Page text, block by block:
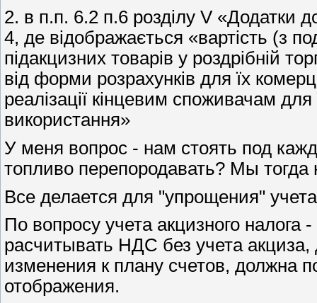
2. в п.п. 6.2 п.6 розділу V «Додатки
4, де відображається «вартість (з
підакцизних товарів у роздрібній
від форми розрахунків для їх
реалізації кінцевим споживачам
використання»
У меня вопрос - нам стоять под
топливо перепородавать? Мы тогда
Все делается для "упрощения"
По вопросу учета акцизного налога
расчитывать НДС без учета
изменения к плану счетов, должна
отображения.